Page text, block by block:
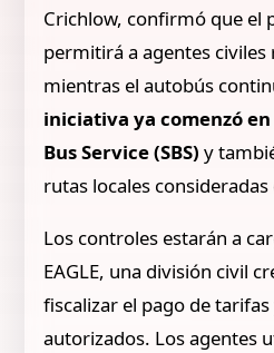
Crichlow, confirmó que el
permitirá a agentes civiles
mientras el autobús
iniciativa ya comenzó
Bus Service (SBS) y
rutas locales consideradas
Los controles estarán a
EAGLE, una división civil
fiscalizar el pago de
autorizados. Los agentes